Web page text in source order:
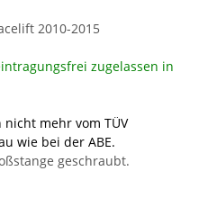
2010-2015
zugelassen in
mehr vom TÜV
wie bei der ABE.
geschraubt.